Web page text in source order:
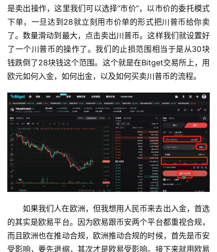
是卖出操作，这里我们可以选择“市价”，以市价的委托模式
下单，一旦达到28就立刻用市价单的形式把川普币给你卖
了。数量滑动到最大，点击卖出川普币。这样我们就设置好
了一个川普币的操作了。我们的止损范围相当于是从30块
钱跌倒了28块钱这个范围。这个就是在Bitget交易所上，用
欧元如何入金，如何出金，以及如何买卖川普币的流程。
如果我们人在欧洲，但我想用人民币来去出入金，首选
的其实是欧易平台。因为欧易跟币安两个平台都重视合规，
而且欧洲也在推动合规，欧洲推动合规的时候，首先是币安
受影响，要先退缩，其次才是欧易受影响。接下来就用欧易